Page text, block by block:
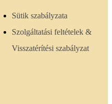
Sütik szabályzata
Szolgáltatási feltételek &
Visszatérítési szabályzat